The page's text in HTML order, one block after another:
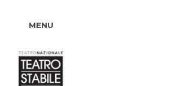
MENU